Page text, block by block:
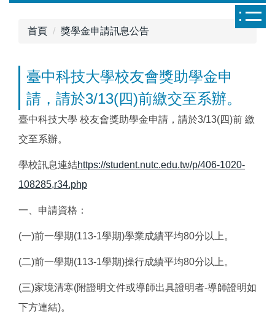
首頁 獎學金申請訊息公告
臺中科技大學校友會獎助學金申
請，請於3/13(四)前繳交至系辦。
臺中科技大學 校友會獎助學金申請，請於3/13(四)前 繳
交至系辦。
學校訊息連結https://student.nutc.edu.tw/p/406-1020-
108285,r34.php
一、申請資格：
(一)前一學期(113-1學期)學業成績平均80分以上。
(二)前一學期(113-1學期)操行成績平均80分以上。
(三)家境清寒(附證明文件或導師出具證明者-導師證明如
下方連結)。